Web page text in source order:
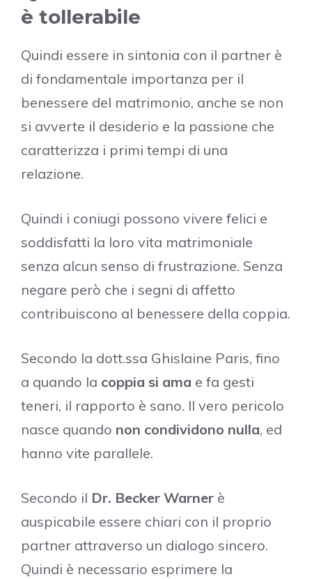
è tollerabile
Quindi essere in sintonia con il partner è
di fondamentale importanza per il
benessere del matrimonio, anche se non
si avverte il desiderio e la passione che
caratterizza i primi tempi di una
relazione.
Quindi i coniugi possono vivere felici e
soddisfatti la loro vita matrimoniale
senza alcun senso di frustrazione. Senza
negare però che i segni di affetto
contribuiscono al benessere della coppia.
Secondo la dott.ssa Ghislaine Paris, fino
a quando la coppia si ama e fa gesti
teneri, il rapporto è sano. Il vero pericolo
nasce quando non condividono nulla, ed
hanno vite parallele.
Secondo il Dr. Becker Warner è
auspicabile essere chiari con il proprio
partner attraverso un dialogo sincero.
Quindi è necessario esprimere la